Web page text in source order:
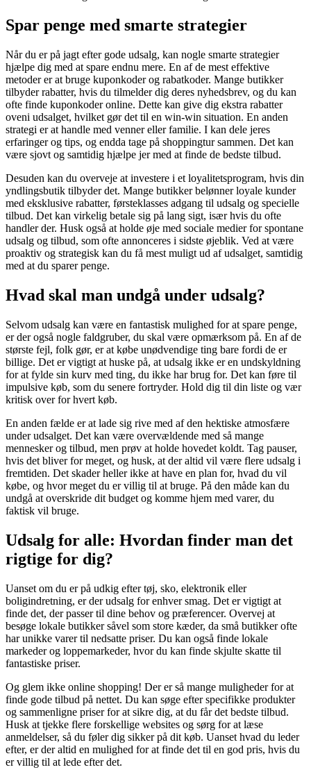
Spar penge med smarte strategier
Når du er på jagt efter gode udsalg, kan nogle smarte strategier
hjælpe dig med at spare endnu mere. En af de mest effektive
metoder er at bruge kuponkoder og rabatkoder. Mange butikker
tilbyder rabatter, hvis du tilmelder dig deres nyhedsbrev, og du kan
ofte finde kuponkoder online. Dette kan give dig ekstra rabatter
oveni udsalget, hvilket gør det til en win-win situation. En anden
strategi er at handle med venner eller familie. I kan dele jeres
erfaringer og tips, og endda tage på shoppingtur sammen. Det kan
være sjovt og samtidig hjælpe jer med at finde de bedste tilbud.
Desuden kan du overveje at investere i et loyalitetsprogram, hvis din
yndlingsbutik tilbyder det. Mange butikker belønner loyale kunder
med eksklusive rabatter, førsteklasses adgang til udsalg og specielle
tilbud. Det kan virkelig betale sig på lang sigt, især hvis du ofte
handler der. Husk også at holde øje med sociale medier for spontane
udsalg og tilbud, som ofte annonceres i sidste øjeblik. Ved at være
proaktiv og strategisk kan du få mest muligt ud af udsalget, samtidig
med at du sparer penge.
Hvad skal man undgå under udsalg?
Selvom udsalg kan være en fantastisk mulighed for at spare penge,
er der også nogle faldgruber, du skal være opmærksom på. En af de
største fejl, folk gør, er at købe unødvendige ting bare fordi de er
billige. Det er vigtigt at huske på, at udsalg ikke er en undskyldning
for at fylde sin kurv med ting, du ikke har brug for. Det kan føre til
impulsive køb, som du senere fortryder. Hold dig til din liste og vær
kritisk over for hvert køb.
En anden fælde er at lade sig rive med af den hektiske atmosfære
under udsalget. Det kan være overvældende med så mange
mennesker og tilbud, men prøv at holde hovedet koldt. Tag pauser,
hvis det bliver for meget, og husk, at der altid vil være flere udsalg i
fremtiden. Det skader heller ikke at have en plan for, hvad du vil
købe, og hvor meget du er villig til at bruge. På den måde kan du
undgå at overskride dit budget og komme hjem med varer, du
faktisk vil bruge.
Udsalg for alle: Hvordan finder man det
rigtige for dig?
Uanset om du er på udkig efter tøj, sko, elektronik eller
boligindretning, er der udsalg for enhver smag. Det er vigtigt at
finde det, der passer til dine behov og præferencer. Overvej at
besøge lokale butikker såvel som store kæder, da små butikker ofte
har unikke varer til nedsatte priser. Du kan også finde lokale
markeder og loppemarkeder, hvor du kan finde skjulte skatte til
fantastiske priser.
Og glem ikke online shopping! Der er så mange muligheder for at
finde gode tilbud på nettet. Du kan søge efter specifikke produkter
og sammenligne priser for at sikre dig, at du får det bedste tilbud.
Husk at tjekke flere forskellige websites og sørg for at læse
anmeldelser, så du føler dig sikker på dit køb. Uanset hvad du leder
efter, er der altid en mulighed for at finde det til en god pris, hvis du
er villig til at lede efter det.